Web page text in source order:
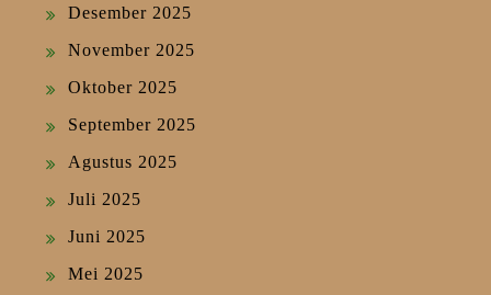
Desember 2025
November 2025
Oktober 2025
September 2025
Agustus 2025
Juli 2025
Juni 2025
Mei 2025